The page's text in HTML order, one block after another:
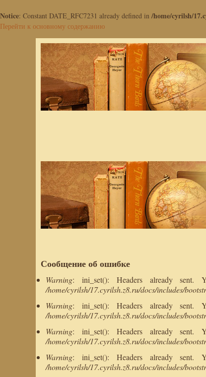
Notice: Constant DATE_RFC7231 already defined in /home/cyrilsh/
Перейти к основному содержанию
Сообщение об ошибке
Warning: ini_set(): Headers already
/home/cyrilsh/17.cyrilsh.z8.ru/docs/includes/
Warning: ini_set(): Headers already
/home/cyrilsh/17.cyrilsh.z8.ru/docs/includes/
Warning: ini_set(): Headers already
/home/cyrilsh/17.cyrilsh.z8.ru/docs/includes/
Warning: ini_set(): Headers already
/home/cyrilsh/17.cyrilsh.z8.ru/docs/includes/